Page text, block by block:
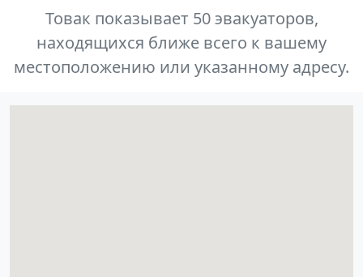
Товак показывает 50 эвакуаторов,
находящихся ближе всего к вашему
местоположению или указанному адресу.